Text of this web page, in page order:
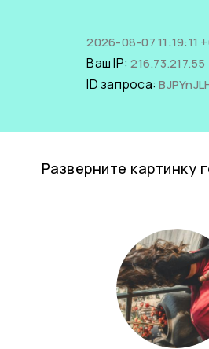
2026-08-07 11:19:11
Ваш IP:216.73.217.55
ID запроса:
Разверните картинку